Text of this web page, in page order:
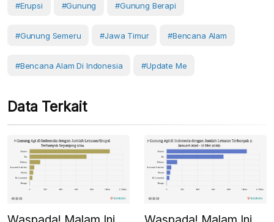
#erupsi #Gunung #gunung Berapi
#Gunung Semeru #Jawa Timur #Bencana Alam
#Bencana Alam Di Indonesia #Update Me
Data Terkait